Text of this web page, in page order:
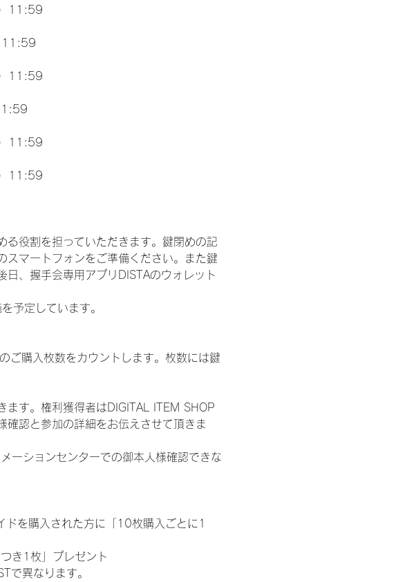
11:59
11:59
11:59
11:59
11:59
る役割を担っていただきます。鍵閉めの記
スマートフォンをご準備ください。また鍵
、握手会専用アプリDISTAのウォレット
予定しています。
ご購入枚数をカウントします。枚数には鍵
ます。権利獲得者はDIGITAL ITEM SHOP
確認と参加の詳細をお伝えさせて頂きま
ーションセンターでの御本人様確認できな
を購入された方に「10枚購入ごとに1
き1枚」プレゼント
で異なります。